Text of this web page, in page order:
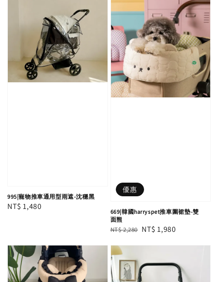
995|寵物推車通用型雨遮-沈穩黑
Regular
NT$ 1,480
優惠
669|韓國harryspet推車圍裙墊-雙
面熊
Regular
NT$ 2,280 Sale
NT$ 1,980